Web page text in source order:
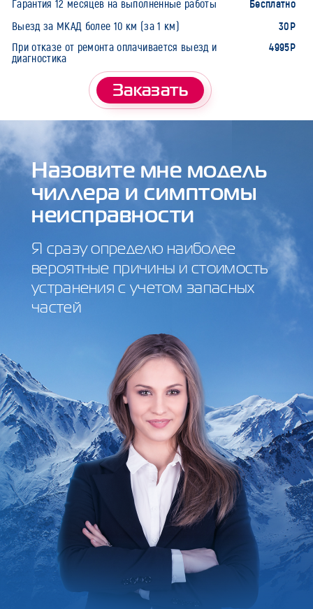
Гарантия 12 месяцев на выполненные работы Бесплатно
Выезд за МКАД более 10 км (за 1 км) 30Р
При отказе от ремонта оплачивается выезд и
диагностика
4995Р
Заказать
Назовите мне модель
чиллера и симптомы
неисправности
Я сразу определю наиболее
вероятные причины и стоимость
устранения с учетом запасных
частей